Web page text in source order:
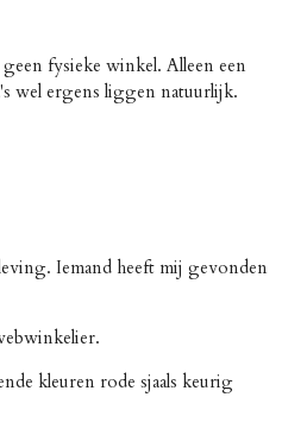
fysieke winkel. Alleen een
wel ergens liggen natuurlijk.
Iemand heeft mij gevonden
kleuren rode sjaals keurig